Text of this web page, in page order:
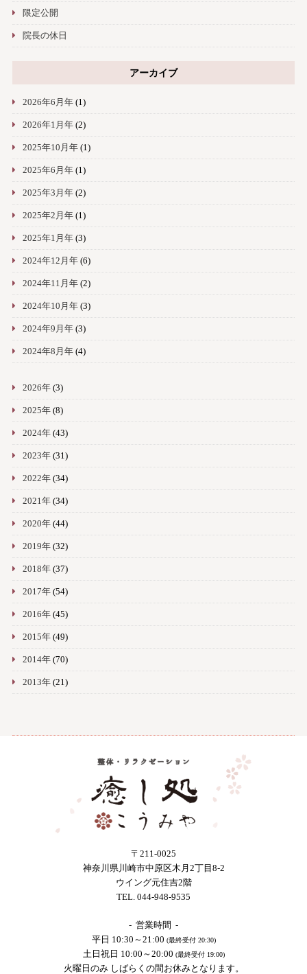
限定公開
院長の休日
アーカイブ
2026年6月年(1)
2026年1月年(2)
2025年10月年(1)
2025年6月年(1)
2025年3月年(2)
2025年2月年(1)
2025年1月年(3)
2024年12月年(6)
2024年11月年(2)
2024年10月年(3)
2024年9月年(3)
2024年8月年(4)
2026年(3)
2025年(8)
2024年(43)
2023年(31)
2022年(34)
2021年(34)
2020年(44)
2019年(32)
2018年(37)
2017年(54)
2016年(45)
2015年(49)
2014年(70)
2013年(21)
〒211-0025
神奈川県川崎市中原区木月2丁目8-2
ウイング元住吉2階
TEL. 044-948-9535
- 営業時間 -
平日 10:30～21:00 (最終受付 20:30)
土日祝日 10:00～20:00 (最終受付 19:00)
火曜日のみ しばらくの間お休みとなります。